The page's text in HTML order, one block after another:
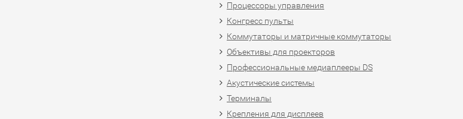
Процессоры управления
Конгресс пульты
Коммутаторы и матричные коммутаторы
Объективы для проекторов
Профессиональные медиаплееры DS
Акустические системы
Терминалы
Крепления для дисплеев